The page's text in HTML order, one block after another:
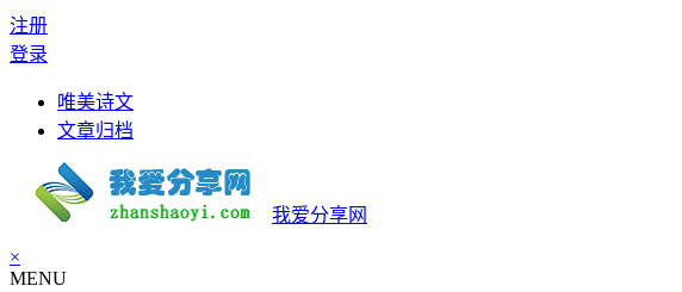
注册
登录
唯美诗文
文章归档
我爱分享网
×
MENU